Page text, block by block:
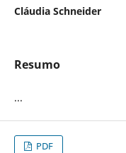
Cláudia Schneider
Resumo
...
PDF